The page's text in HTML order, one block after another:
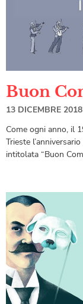
Buon
13 DICEMBRE 2018
Come ogni anno, il
Trieste
intitolata “Buon